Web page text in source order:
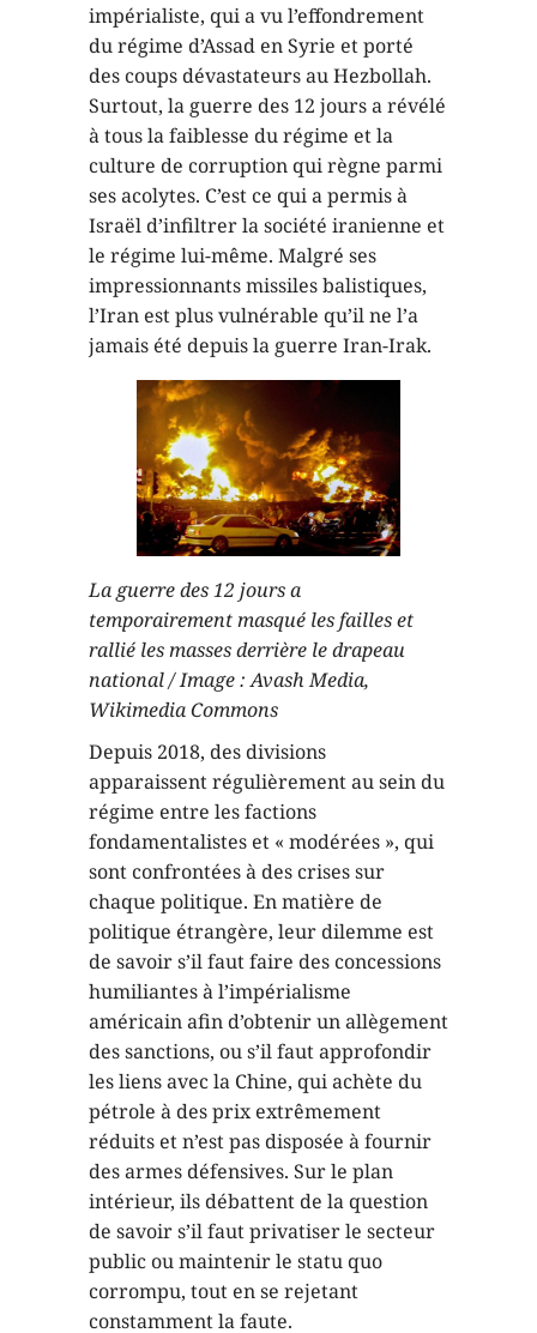
impérialiste, qui a vu l’effondrement
du régime d’Assad en Syrie et porté
des coups dévastateurs au Hezbollah.
Surtout, la guerre des 12 jours a révélé
à tous la faiblesse du régime et la
culture de corruption qui règne parmi
ses acolytes. C’est ce qui a permis à
Israël d’infiltrer la société iranienne et
le régime lui-même. Malgré ses
impressionnants missiles balistiques,
l’Iran est plus vulnérable qu’il ne l’a
jamais été depuis la guerre Iran-Irak.
La guerre des 12 jours a
temporairement masqué les failles et
rallié les masses derrière le drapeau
national / Image : Avash Media,
Wikimedia Commons
Depuis 2018, des divisions
apparaissent régulièrement au sein du
régime entre les factions
fondamentalistes et « modérées », qui
sont confrontées à des crises sur
chaque politique. En matière de
politique étrangère, leur dilemme est
de savoir s’il faut faire des concessions
humiliantes à l’impérialisme
américain afin d’obtenir un allègement
des sanctions, ou s’il faut approfondir
les liens avec la Chine, qui achète du
pétrole à des prix extrêmement
réduits et n’est pas disposée à fournir
des armes défensives. Sur le plan
intérieur, ils débattent de la question
de savoir s’il faut privatiser le secteur
public ou maintenir le statu quo
corrompu, tout en se rejetant
constamment la faute.